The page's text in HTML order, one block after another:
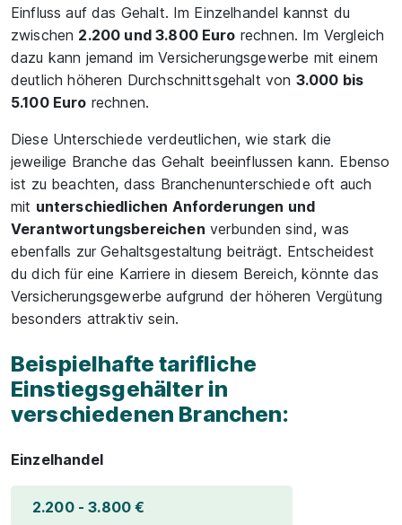
Einfluss auf das Gehalt. Im Einzelhandel kannst du
zwischen 2.200 und 3.800 Euro rechnen. Im Vergleich
dazu kann jemand im Versicherungsgewerbe mit einem
deutlich höheren Durchschnittsgehalt von 3.000 bis
5.100 Euro rechnen.
Diese Unterschiede verdeutlichen, wie stark die
jeweilige Branche das Gehalt beeinflussen kann. Ebenso
ist zu beachten, dass Branchenunterschiede oft auch
mit unterschiedlichen Anforderungen und
Verantwortungsbereichen verbunden sind, was
ebenfalls zur Gehaltsgestaltung beiträgt. Entscheidest
du dich für eine Karriere in diesem Bereich, könnte das
Versicherungsgewerbe aufgrund der höheren Vergütung
besonders attraktiv sein.
Beispielhafte tarifliche
Einstiegsgehälter in
verschiedenen Branchen:
Einzelhandel
2.200 - 3.800 €